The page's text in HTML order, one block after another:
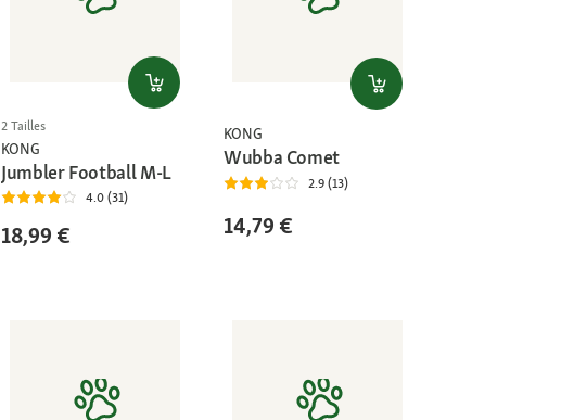
2 Tailles
KONG
Jumbler Football M-L
4.0 (31)
18,99 €
KONG
Wubba Comet
2.9 (13)
14,79 €